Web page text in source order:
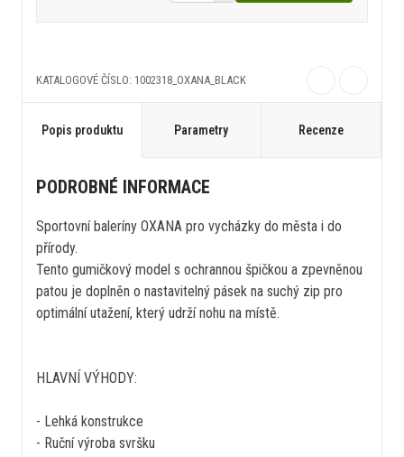
KATALOGOVÉ ČÍSLO: 1002318_OXANA_BLACK
Popis produktu Parametry Recenze
PODROBNÉ INFORMACE
Sportovní baleríny OXANA pro vycházky do města i do
přírody.
Tento gumičkový model s ochrannou špičkou a zpevněnou
patou je doplněn o nastavitelný pásek na suchý zip pro
optimální utažení, který udrží nohu na místě.
HLAVNÍ VÝHODY:
- Lehká konstrukce
- Ruční výroba svršku